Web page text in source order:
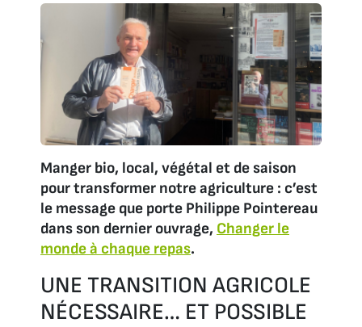
Manger bio, local, végétal et de saison
pour transformer notre agriculture : c’est
le message que porte Philippe Pointereau
dans son dernier ouvrage, Changer le
monde à chaque repas.
UNE TRANSITION AGRICOLE
NÉCESSAIRE… ET POSSIBLE